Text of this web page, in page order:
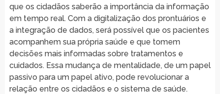
que os cidadãos saberão a importância da informação
em tempo real. Com a digitalização dos prontuários e
a integração de dados, será possível que os pacientes
acompanhem sua própria saúde e que tomem
decisões mais informadas sobre tratamentos e
cuidados. Essa mudança de mentalidade, de um papel
passivo para um papel ativo, pode revolucionar a
relação entre os cidadãos e o sistema de saúde.